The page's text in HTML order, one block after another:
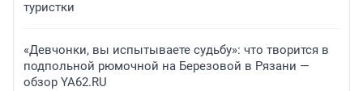
туристки
«Девчонки, вы испытываете судьбу»: что творится в
подпольной рюмочной на Березовой в Рязани —
обзор YA62.RU